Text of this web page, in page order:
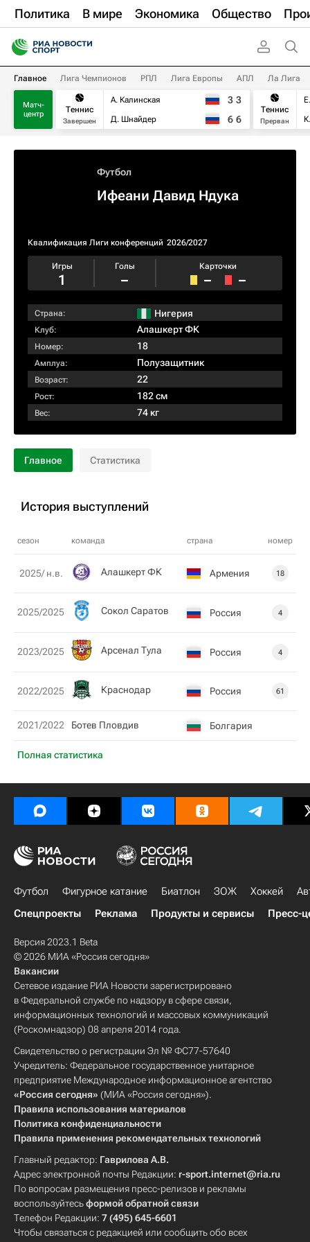
Политика В мире Экономика Общество
Главное Лига Чемпионов РПЛ Лига Европы АПЛ Ла Лига
Матч-
центр
Теннис
Завершен
А. Калинская
Д. Шнайдер
3 3
6 6
Теннис
Прерван
Футбол
Ифеани Давид Ндука
Квалификация Лиги конференций 2026/2027
Игры
1
Голы
–
Карточки
– –
Страна: Нигерия
Клуб: Алашкерт ФК
Номер: 18
Амплуа: Полузащитник
Возраст: 22
Рост: 182 см
Вес: 74 кг
Главное Статистика
История выступлений
сезон команда страна номер
Полная статистика
2025/ н.в. Алашкерт ФК Армения 18
2025/2025 Сокол Саратов Россия 4
2023/2025 Арсенал Тула Россия 4
2022/2025 Краснодар Россия 61
2021/2022 Ботев Пловдив Болгария
Футбол Фигурное катание Биатлон ЗОЖ Хоккей
Спецпроекты
Реклама Продукты и сервисы Пресс-
Версия 2023.1 Beta
© 2026 МИА «Россия сегодня»
Вакансии
Сетевое издание РИА Новости зарегистрировано
в Федеральной службе по надзору в сфере связи,
информационных технологий и массовых коммуникаций
(Роскомнадзор) 08 апреля 2014 года.
Свидетельство о регистрации Эл № ФС77-57640
Учредитель: Федеральное государственное унитарное
предприятие Международное информационное агентство
«Россия сегодня» (МИА «Россия сегодня»).
Правила использования материалов
Политика конфиденциальности
Правила применения рекомендательных технологий
Главный редактор: Гаврилова А.В.
Адрес электронной почты Редакции: r-sport.internet@ria.ru
По вопросам размещения пресс-релизов и рекламы
воспользуйтесьформой обратной связи
Телефон Редакции: 7 (495) 645-6601
Чтобы связаться с редакцией или сообщить обо всех